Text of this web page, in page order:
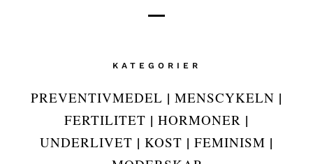
Tjänster
KATEGORIER
PREVENTIVMEDEL | MENSCYKELN |
FERTILITET | HORMONER |
UNDERLIVET | KOST | FEMINISM |